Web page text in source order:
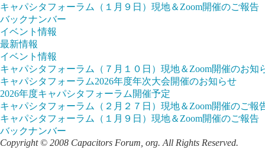
キャパシタフォーラム（１月９日）現地＆Zoom開催のご報告
バックナンバー
イベント情報
最新情報
イベント情報
キャパシタフォーラム（７月１０日）現地＆Zoom開催のお知
キャパシタフォーラム2026年度年次大会開催のお知らせ
2026年度キャパシタフォーラム開催予定
キャパシタフォーラム（２月２７日）現地＆Zoom開催のご報
キャパシタフォーラム（１月９日）現地＆Zoom開催のご報告
バックナンバー
Copyright © 2008 Capacitors Forum, org. All Rights Reserved.